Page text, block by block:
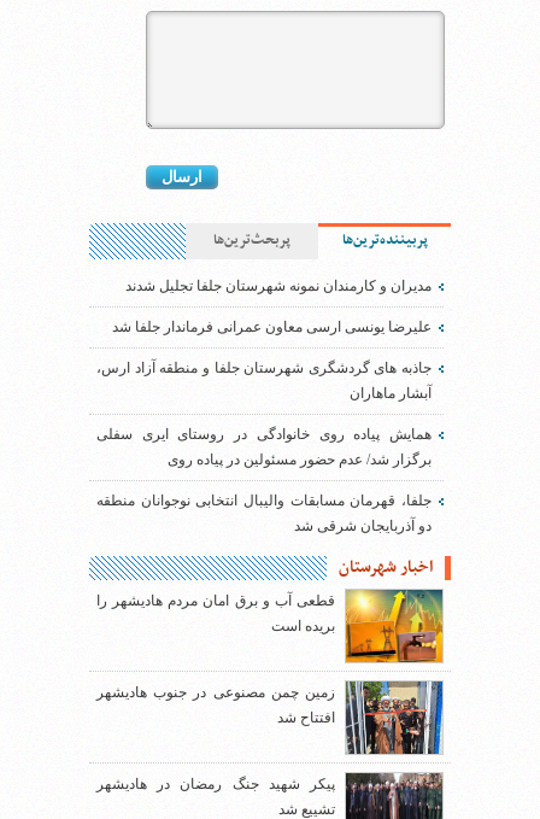
پربیننده‌ترین‌ها پربحث‌ترین‌ها
مدیران و کارمندان نمونه شهرستان جلفا تجلیل شدند
علیرضا یونسی ارسی معاون عمرانی فرماندار جلفا شد
جاذبه های گردشگری شهرستان جلفا و منطقه آزاد ارس،
آبشار ماهاران
همایش پیاده روی خانوادگی در روستای ایری سفلی
برگزار شد/ عدم حضور مسئولین در پیاده روی
جلفا، قهرمان مسابقات والیبال انتخابی نوجوانان منطقه
دو آذربایجان شرقی شد
اخبار شهرستان
قطعی آب و برق امان مردم هادیشهر را
بریده است
زمین چمن مصنوعی در جنوب هادیشهر
افتتاح شد
پیکر شهید جنگ رمضان در هادیشهر
تشییع شد